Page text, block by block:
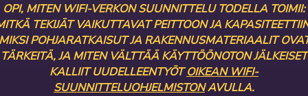
OPI, MITEN WIFI-VERKON SUUNNITTELU TODELLA TOIMII:
TEKIJÄT VAIKUTTAVAT PEITTOON JA
POHJARATKAISUT JA RAKENNUSMATERIAALIT
TÄRKEITÄ, JA MITEN VÄLTTÄÄ KÄYTTÖÖNOTON JÄLKEISET
KALLIIT UUDELLEENTYÖTOIKEAN WIFI-
SUUNNITTELUOHJELMISTONAVULLA.